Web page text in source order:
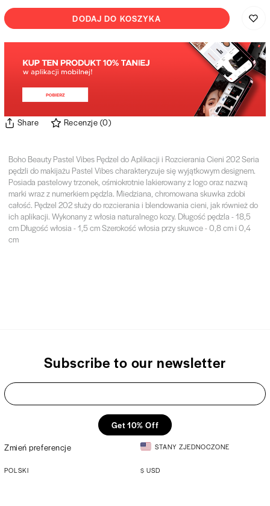
DODAJ DO KOSZYKA
Share Recenzje (0)
Boho Beauty Pastel Vibes Pędzel do Aplikacji i Rozcierania Cieni 202 Seria
pędzli do makijażu Pastel Vibes charakteryzuje się wyjątkowym designem.
Posiada pastelowy trzonek, ośmiokrotnie lakierowany z logo oraz nazwą
marki wraz z numerkiem pędzla. Miedziana, chromowana skuwka zdobi
całość. Pędzel 202 służy do rozcierania i blendowania cieni, jak również do
ich aplikacji. Wykonany z włosia naturalnego kozy. Długość pędzla - 18,5
cm Długość włosia - 1,5 cm Szerokość włosia przy skuwce - 0,8 cm i 0,4
cm
Subscribe to our newsletter
Get 10% Off
Zmień preferencje
STANY ZJEDNOCZONE
POLSKI $ USD